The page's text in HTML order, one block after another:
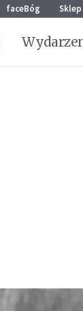
faceBóg Sklep